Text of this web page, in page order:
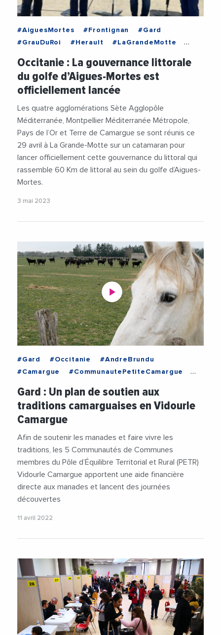
#AiguesMortes #Frontignan
#Gard
#GrauDuRoi
#Herault
#LaGrandeMotte
#AgglomerationDeSete
#ChristianJeanjean
#FrancoisCommeinhes
#MichaelDelafosse
#PaysDeLOr
#RegionOccitanie
#RobertCrauste
#StephanRossignol
#TerreDeCamargue
Occitanie : La gouvernance littorale
du golfe d’Aigues-Mortes est
officiellement lancée
Les quatre agglomérations Sète Agglopôle
Méditerranée, Montpellier Méditerranée Métropole,
Pays de l’Or et Terre de Camargue se sont réunis ce
29 avril à La Grande-Motte sur un catamaran pour
lancer officiellement cette gouvernance du littoral qui
rassemble 60 Km de littoral au sein du golfe d’Aigues-
Mortes.
3 mai 2023
#Gard #Occitanie
#AndreBrundu
#Camargue
#CommunautePetiteCamargue
#PETRVidourleCamargue
#PierreMartinez
#TerreDeCamargue
#Tourisme #Videos
Gard : Un plan de soutien aux
traditions camarguaises en Vidourle
Camargue
Afin de soutenir les manades et faire vivre les
traditions, les 5 Communautés de Communes
membres du Pôle d’Équilibre Territorial et Rural (PETR)
Vidourle Camargue apportent une aide financière
directe aux manades et lancent des journées
découvertes
11 avril 2022